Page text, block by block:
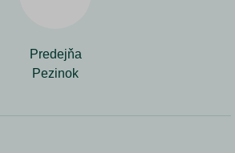
Predejňa
Pezinok